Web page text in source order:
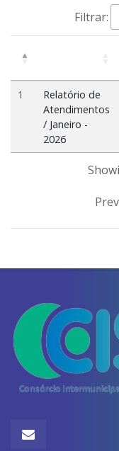
Filtrar:
1
Relatório de
Atendimentos
/ Janeiro -
2026